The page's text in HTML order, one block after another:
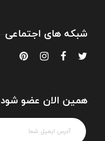
شبکه های اجتماعی
همین الان عضو شود